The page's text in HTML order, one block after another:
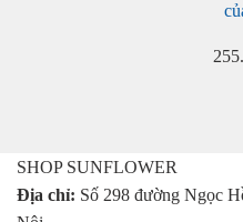
SHOP SUNFLOWER
Địa chỉ: Số 298 đường Ngọc